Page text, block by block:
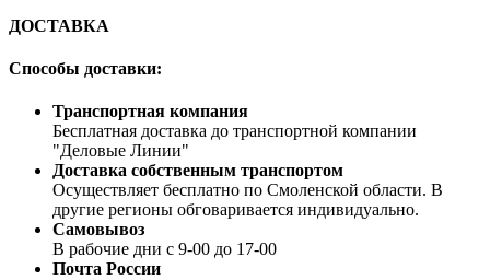
ДОСТАВКА
Способы доставки:
Транспортная компания
Бесплатная доставка до транспортной компании
"Деловые Линии"
Доставка собственным транспортом
Осуществляет бесплатно по Смоленской области. В
другие регионы обговаривается индивидуально.
Самовывоз
В рабочие дни с 9-00 до 17-00
Почта России